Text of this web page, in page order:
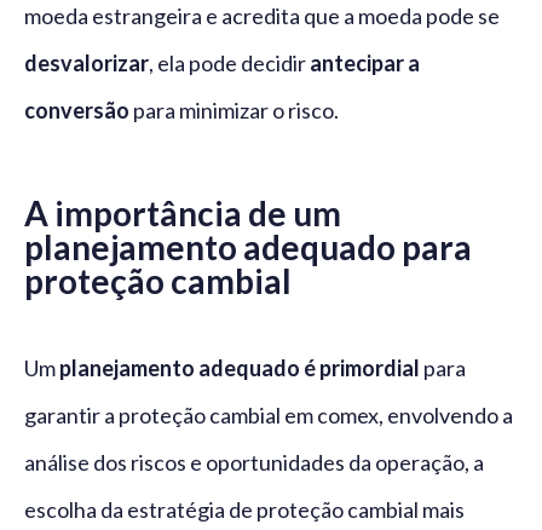
moeda estrangeira e acredita que a moeda pode se
desvalorizar, ela pode decidirantecipar a
conversão para minimizar o risco.
A importância de um
planejamento adequado para
proteção cambial
Umplanejamento adequado é primordial para
garantir a proteção cambial em comex, envolvendo a
análise dos riscos e oportunidades da operação, a
escolha da estratégia de proteção cambial mais